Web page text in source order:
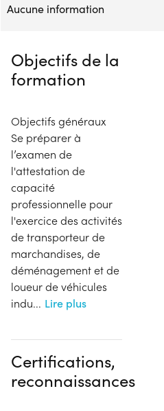
Aucune information
Objectifs de la
formation
Objectifs généraux
Se préparer à
l’examen de
l'attestation de
capacité
professionnelle pour
l'exercice des activités
de transporteur de
marchandises, de
déménagement et de
loueur de véhicules
indu... Lire plus
Certifications,
reconnaissances